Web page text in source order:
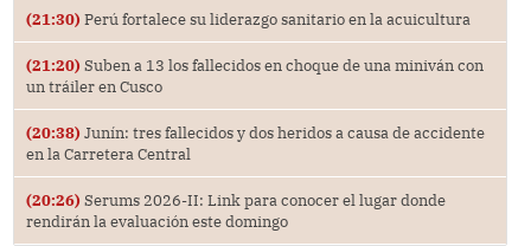
(21:30) Perú fortalece su liderazgo sanitario en la acuicultura
(21:20) Suben a 13 los fallecidos en choque de una miniván con
un tráiler en Cusco
(20:38) Junín: tres fallecidos y dos heridos a causa de accidente
en la Carretera Central
(20:26) Serums 2026-II: Link para conocer el lugar donde
rendirán la evaluación este domingo